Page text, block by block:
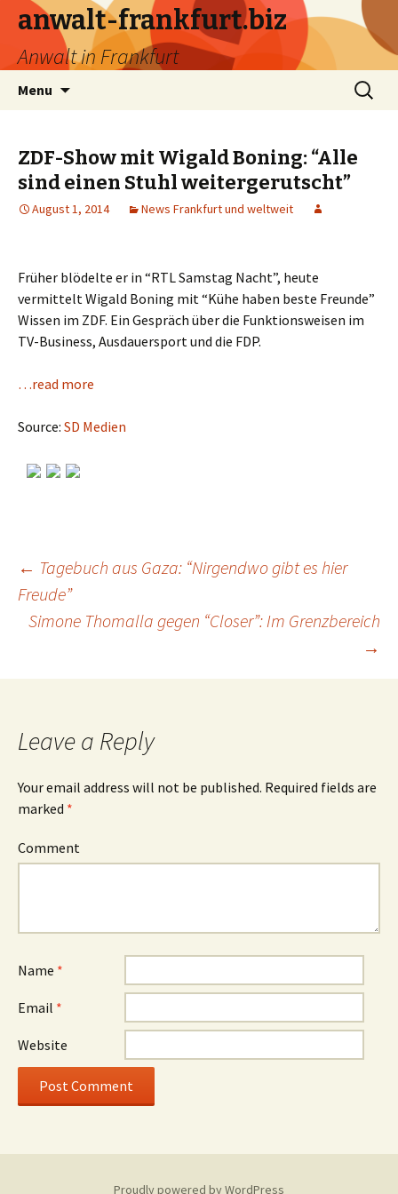
anwalt-frankfurt.biz
Anwalt in Frankfurt
Menu
Search
for:
ZDF-Show mit Wigald Boning: “Alle
sind einen Stuhl weitergerutscht”
August 1, 2014 News Frankfurt und weltweit
Früher blödelte er in “RTL Samstag Nacht”, heute
vermittelt Wigald Boning mit “Kühe haben beste Freunde”
Wissen im ZDF. Ein Gespräch über die Funktionsweisen im
TV-Business, Ausdauersport und die FDP.
…read more
Source: SD Medien
Post
navigation
← Tagebuch aus Gaza: “Nirgendwo gibt es hier
Freude”
Simone Thomalla gegen “Closer”: Im Grenzbereich
→
Leave a Reply
Your email address will not be published. Required fields are
marked *
Comment
Name *
Email *
Website
Proudly powered by WordPress